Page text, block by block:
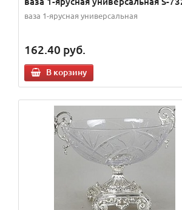
ваза 1-ярусная универсальная
162.40 руб.
В корзину